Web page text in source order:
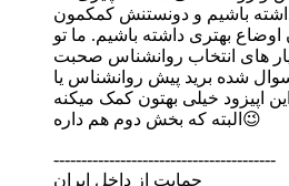
باشیم و دونستنش کمکمون
اوضاع بهتری داشته باشیم. ما تو
های انتخاب روانشناس صحبت
سوال شده برید پیش روانشناس یا
اپیزود خیلی بهتون کمک میکنه
البته که بخش دوم هم داره😉
----------------------------------------
حمایت از داخل ایران